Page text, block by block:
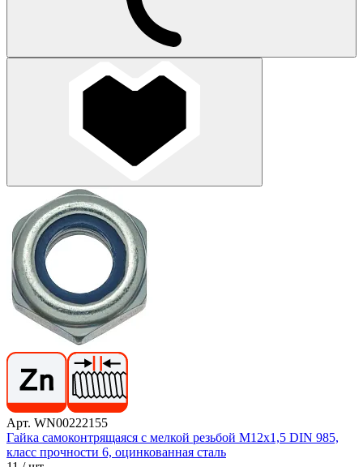
Арт. WN00222155
Гайка самоконтрящаяся с мелкой резьбой М12х1,5 DIN 985,
класс прочности 6, оцинкованная сталь